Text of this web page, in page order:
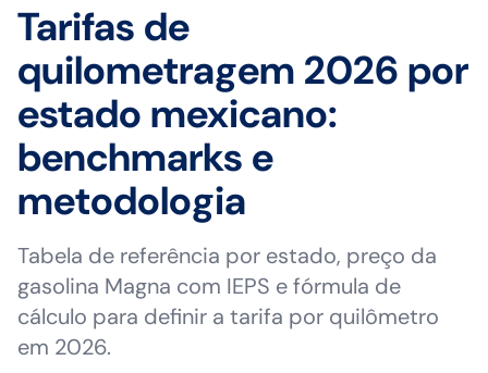
Tarifas de
quilometragem 2026 por
estado mexicano:
benchmarks e
metodologia
Tabela de referência por estado, preço da
gasolina Magna com IEPS e fórmula de
cálculo para definir a tarifa por quilômetro
em 2026.